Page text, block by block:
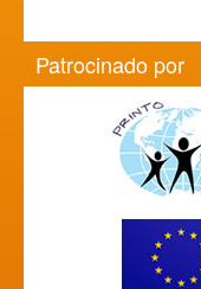
Patrocinado por